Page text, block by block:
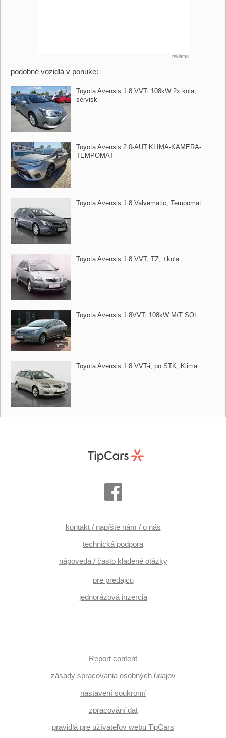
reklama
podobné vozidlá v ponuke:
Toyota Avensis 1.8 VVTi 108kW 2x kola,​
servisk
Toyota Avensis 2.0​-AUT.KLIMA​-KAMERA​-
TEMPOMAT
Toyota Avensis 1.8 Valvematic,​ Tempomat
Toyota Avensis 1.8 VVT,​ TZ,​ ​+kola
Toyota Avensis 1.8VVTi 108kW M/T SOL
Toyota Avensis 1.8 VVT​-i,​ po STK,​ Klima
kontakt / napíšte nám / o nás
technická podpora
nápoveda / často kladené otázky
pre predajcu
jednorázová inzercia
Report content
zásady spracovania osobných údajov
nastavení soukromí
zpracování dat
pravidlá pre užívateľov webu TipCars